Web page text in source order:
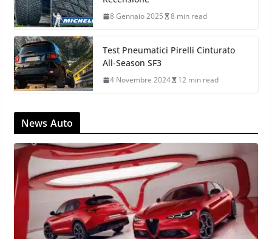
8 Gennaio 2025 8 min read
Test Pneumatici Pirelli Cinturato
All-Season SF3
4 Novembre 2024 12 min read
News Auto